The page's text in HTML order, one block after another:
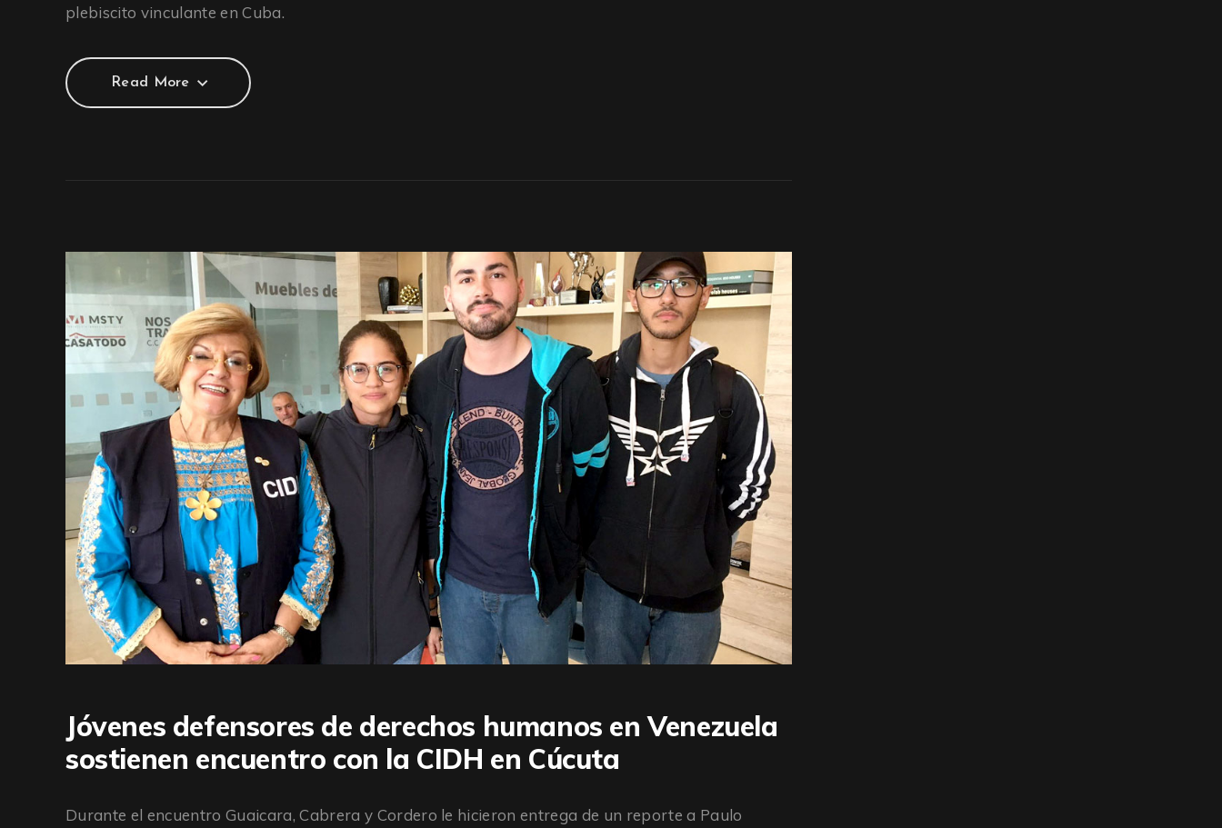
plebiscito vinculante en Cuba.
Read More
Jóvenes defensores de derechos humanos en Venezuela
sostienen encuentro con la CIDH en Cúcuta
Durante el encuentro Guaicara, Cabrera y Cordero le hicieron entrega de un reporte a Paulo